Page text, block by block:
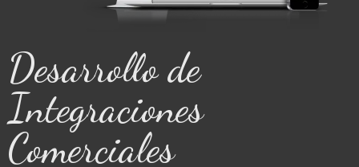
Desarrollo de
Integraciones
Comerciales